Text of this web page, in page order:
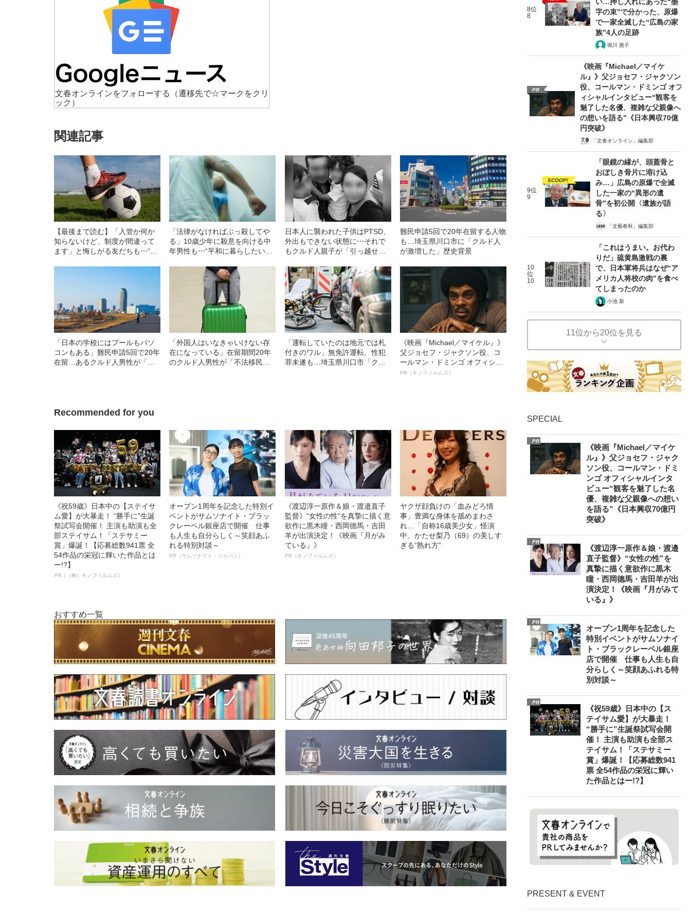
文春オンラインをフォローする
（遷移先で☆マークをクリ
ック）
関連記事
【最後まで読む】「入管か何か
知らないけど、制度が間違って
ます」と悔しがる友だちも⋯“プ
「法律がなければぶっ殺してや
る」10歳少年に殺意を向ける中
年男性も⋯“平和に暮らしたいだ
悪な日本人』
日本人に襲われた子供はPTSD、
外出もできない状態に⋯それで
もクルド人親子が「引っ越せな
ら安心して暮らせるのでしょう
か」
難民申請5回で20年在留する人物
も…埼玉県川口市に「クルド人
が激増した」歴史背景
「日本の学校にはプールもパソ
コンもある」難民申請5回で20年
在留…あるクルド人男性が「日
「外国人はいなきゃいけない存
在になっている」在留期間20年
のクルド人男性が「不法移民の
「運転していたのは地元では札
付きのワル」無免許運転、性犯
罪未遂も…埼玉県川口市「クル
《映画『Michael／マイケル』》
父ジョセフ・ジャクソン役、コ
ールマン・ドミンゴ オフィシャ
ルインタビュー“観客を魅了した
PR（キノフィルムズ）
Recommended for you
《祝59歳》日本中の【ステイサ
ム愛】が大暴走！ “勝手に”生誕
祭試写会開催！ 主演も助演も全
部ステイサム！「ステサミー
賞」爆誕！【応募総数941票 全
54作品の栄冠に輝いた作品とは
ー!?】
PR（（株）キノフィルムズ）
オープン1周年を記念した特別イ
ベントがサムソナイト・ブラッ
クレーベル銀座店で開催 仕事
も人生も自分らしく～笑顔あふ
れる特別対談～
PR（サムソナイト・ジャパン）
《渡辺淳一原作＆娘・渡邉直子
監督》“女性の性”を真摯に描く意
欲作に黒木瞳・西岡德馬・吉田
羊が出演決定！《映画『月がみ
ている』》
PR（キノフィルムズ）
ヤクザ顔負けの「血みどろ情
事」豊満な身体を舐めまわさ
れ…「自称16歳美少女」怪演
中、かたせ梨乃（69）の美しす
ぎる“熟れ方”
おすすめ一覧
8位
8
字の束”で分かった、原爆
で一家全滅した“広島の家
族”4人の足跡
堀川 惠子
PR
《映画『Michael／マイケ
ル』》父ジョセフ・ジャクソン
役、コールマン・ドミンゴ オフ
ィシャルインタビュー“観客を
魅了した名優、複雑な父親像へ
の想いを語る”《日本興収70億
円突破》
「文春オンライン」編集部
9位
9
SCOOP!
「眼鏡の縁が、頭蓋骨と
おぼしき骨片に溶け込
み…」広島の原爆で全滅
した一家の“異形の遺
骨”を初公開〈遺族が語
る〉
「文藝春秋」編集部
10
位
10
「これはうまい。お代わ
りだ」硫黄島激戦の裏
で、日本軍将兵はなぜ“ア
メリカ人将校の肉”を食べ
てしまったのか
小池 新
11位から20位を見る
SPECIAL
PR
《映画『Michael／マイケ
ル』》父ジョセフ・ジャク
ソン役、コールマン・ドミ
ンゴ オフィシャルインタ
ビュー“観客を魅了した名
優、複雑な父親像への想い
を語る”《日本興収70億円
突破》
PR
《渡辺淳一原作＆娘・渡邉
直子監督》“女性の性”を
真摯に描く意欲作に黒木
瞳・西岡德馬・吉田羊が出
演決定！《映画『月がみて
いる』》
PR
オープン1周年を記念した
特別イベントがサムソナイ
ト・ブラックレーベル銀座
店で開催 仕事も人生も自
分らしく～笑顔あふれる特
別対談～
PR
《祝59歳》日本中の【ス
テイサム愛】が大暴走！
“勝手に”生誕祭試写会開
催！ 主演も助演も全部ス
テイサム！「ステサミー
賞」爆誕！【応募総数941
票 全54作品の栄冠に輝い
た作品とはー!?】
PRESENT & EVENT